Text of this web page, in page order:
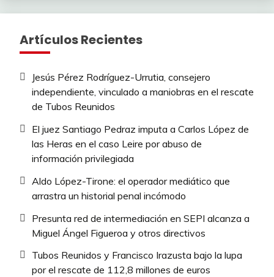
Artículos Recientes
Jesús Pérez Rodríguez-Urrutia, consejero
independiente, vinculado a maniobras en el rescate
de Tubos Reunidos
El juez Santiago Pedraz imputa a Carlos López de
las Heras en el caso Leire por abuso de
información privilegiada
Aldo López-Tirone: el operador mediático que
arrastra un historial penal incómodo
Presunta red de intermediación en SEPI alcanza a
Miguel Ángel Figueroa y otros directivos
Tubos Reunidos y Francisco Irazusta bajo la lupa
por el rescate de 112,8 millones de euros